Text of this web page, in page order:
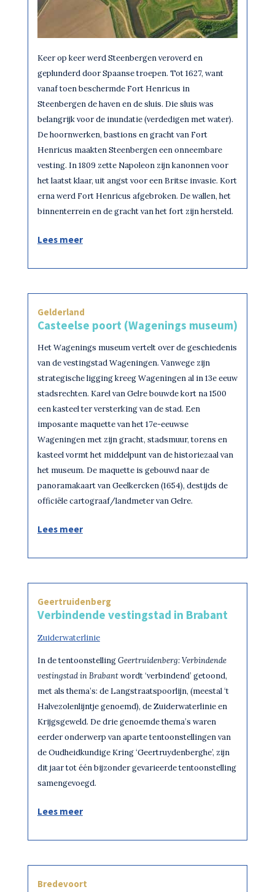
Keer op keer werd Steenbergen veroverd en
geplunderd door Spaanse troepen. Tot 1627, want
vanaf toen beschermde Fort Henricus in
Steenbergen de haven en de sluis. Die sluis was
belangrijk voor de inundatie (verdedigen met water).
De hoornwerken, bastions en gracht van Fort
Henricus maakten Steenbergen een onneembare
vesting. In 1809 zette Napoleon zijn kanonnen voor
het laatst klaar, uit angst voor een Britse invasie. Kort
erna werd Fort Henricus afgebroken. De wallen, het
binnenterrein en de gracht van het fort zijn hersteld.
Lees meer
Gelderland
Casteelse poort (Wagenings museum)
Het Wagenings museum vertelt over de geschiedenis
van de vestingstad Wageningen. Vanwege zijn
strategische ligging kreeg Wageningen al in 13e eeuw
stadsrechten. Karel van Gelre bouwde kort na 1500
een kasteel ter versterking van de stad. Een
imposante maquette van het 17e-eeuwse
Wageningen met zijn gracht, stadsmuur, torens en
kasteel vormt het middelpunt van de historiezaal van
het museum. De maquette is gebouwd naar de
panoramakaart van Geelkercken (1654), destijds de
officiële cartograaf/landmeter van Gelre.
Lees meer
Geertruidenberg
Verbindende vestingstad in Brabant
Zuiderwaterlinie
In de tentoonstellingGeertruidenberg: Verbindende
vestingstad in Brabantwordt ‘verbindend’ getoond,
met als thema’s: de Langstraatspoorlijn, (meestal ‘t
Halvezolenlijntje genoemd), de Zuiderwaterlinie en
Krijgsgeweld. De drie genoemde thema’s waren
eerder onderwerp van aparte tentoonstellingen van
de Oudheidkundige Kring ‘Geertruydenberghe’, zijn
dit jaar tot één bijzonder gevarieerde tentoonstelling
samengevoegd.
Lees meer
Bredevoort